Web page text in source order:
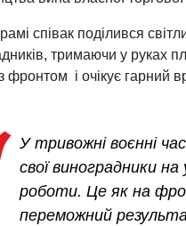
співак поділився
тримаючи у руках
фронтом і очікує гарний
У тривожні воєнні
свої виноградники
роботи. Це як на
переможний